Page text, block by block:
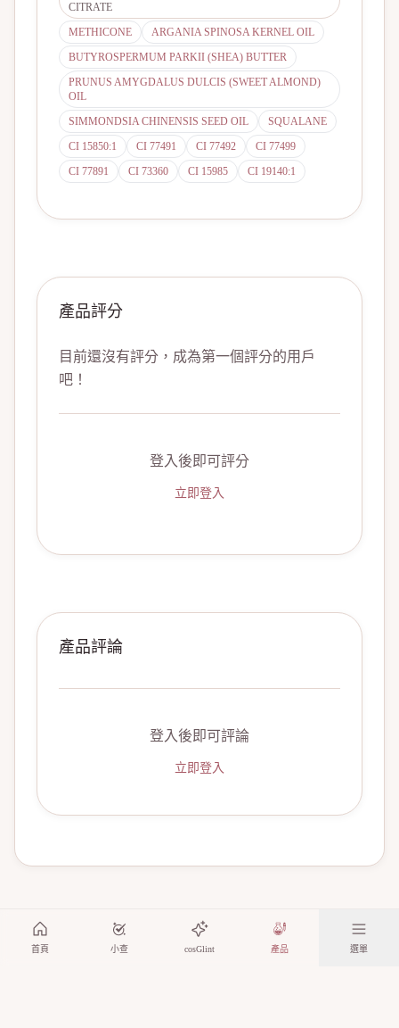
CITRATE
METHICONE
ARGANIA SPINOSA KERNEL OIL
BUTYROSPERMUM PARKII (SHEA) BUTTER
PRUNUS AMYGDALUS DULCIS (SWEET ALMOND)
OIL
SIMMONDSIA CHINENSIS SEED OIL
SQUALANE
CI 15850:1
CI 77491 CI 77492
CI 77499
CI 77891
CI 73360 CI 15985 CI 19140:1
產品評分
目前還沒有評分，成為第一個評分的用戶
吧！
登入後即可評分
立即登入
產品評論
登入後即可評論
立即登入
首頁 小查 cosGlint 產品 選單